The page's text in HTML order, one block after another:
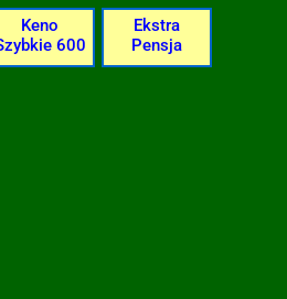
Keno
600
Ekstra
Pensja